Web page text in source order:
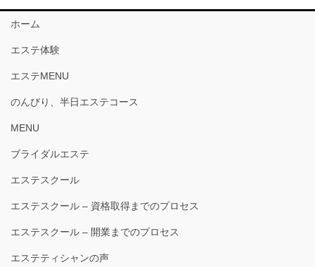
ホーム
エステ体験
エステMENU
のんびり、半日エステコース
MENU
ブライダルエステ
エステスクール
エステスクール – 資格取得までのプロセス
エステスクール – 開業までのプロセス
エステティシャンの声